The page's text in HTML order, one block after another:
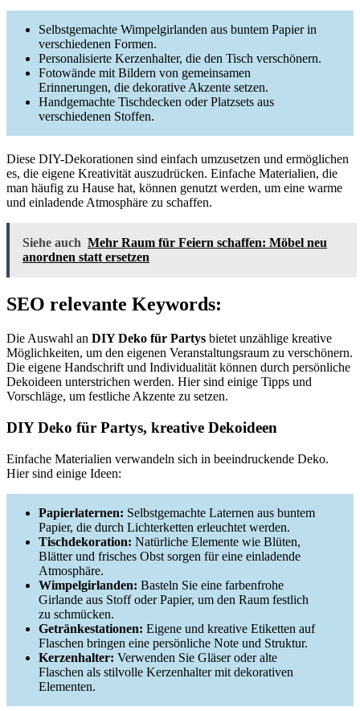
Selbstgemachte Wimpelgirlanden aus buntem Papier in
verschiedenen Formen.
Personalisierte Kerzenhalter, die den Tisch verschönern.
Fotowände mit Bildern von gemeinsamen
Erinnerungen, die dekorative Akzente setzen.
Handgemachte Tischdecken oder Platzsets aus
verschiedenen Stoffen.
Diese DIY-Dekorationen sind einfach umzusetzen und ermöglichen
es, die eigene Kreativität auszudrücken. Einfache Materialien, die
man häufig zu Hause hat, können genutzt werden, um eine warme
und einladende Atmosphäre zu schaffen.
Siehe auch Mehr Raum für Feiern schaffen: Möbel neu
anordnen statt ersetzen
SEO relevante Keywords:
Die Auswahl an DIY Deko für Partys bietet unzählige kreative
Möglichkeiten, um den eigenen Veranstaltungsraum zu verschönern.
Die eigene Handschrift und Individualität können durch persönliche
Dekoideen unterstrichen werden. Hier sind einige Tipps und
Vorschläge, um festliche Akzente zu setzen.
DIY Deko für Partys, kreative Dekoideen
Einfache Materialien verwandeln sich in beeindruckende Deko.
Hier sind einige Ideen:
Papierlaternen: Selbstgemachte Laternen aus buntem
Papier, die durch Lichterketten erleuchtet werden.
Tischdekoration: Natürliche Elemente wie Blüten,
Blätter und frisches Obst sorgen für eine einladende
Atmosphäre.
Wimpelgirlanden: Basteln Sie eine farbenfrohe
Girlande aus Stoff oder Papier, um den Raum festlich
zu schmücken.
Getränkestationen: Eigene und kreative Etiketten auf
Flaschen bringen eine persönliche Note und Struktur.
Kerzenhalter: Verwenden Sie Gläser oder alte
Flaschen als stilvolle Kerzenhalter mit dekorativen
Elementen.